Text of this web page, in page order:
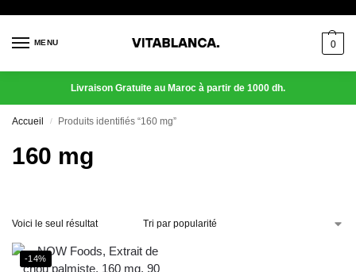
MENU 0
Livraison Gratuite au Maroc à partir de 1000 dh.
Accueil / Produits identifiés “160 mg”
160 mg
Voici le seul résultat
-14%